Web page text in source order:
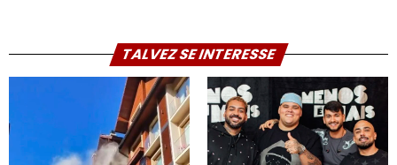
TALVEZ SE INTERESSE